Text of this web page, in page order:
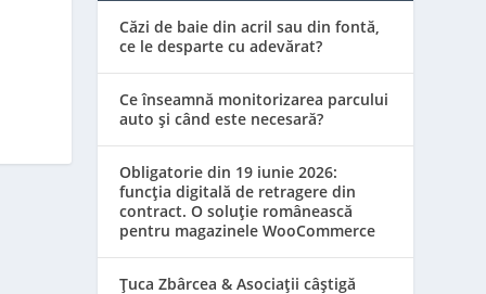
Căzi de baie din acril sau din fontă,
ce le desparte cu adevărat?
Ce înseamnă monitorizarea parcului
auto și când este necesară?
Obligatorie din 19 iunie 2026:
funcția digitală de retragere din
contract. O soluție românească
pentru magazinele WooCommerce
Țuca Zbârcea & Asociații câștigă